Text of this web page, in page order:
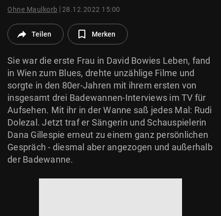
© Krone Multimedia GmbH & Co KG 2026
Ohne Maulkorb 28.12.2022 15:00
Teilen Merken
Sie war die erste Frau in David Bowies Leben, fand
in Wien zum Blues, drehte unzählige Filme und
sorgte in den 80er-Jahren mit ihrem ersten von
insgesamt drei Badewannen-Interviews im TV für
Aufsehen. Mit ihr in der Wanne saß jedes Mal: Rudi
Dolezal. Jetzt traf er Sängerin und Schauspielerin
Dana Gillespie erneut zu einem ganz persönlichen
Gespräch - diesmal aber angezogen und außerhalb
der Badewanne.